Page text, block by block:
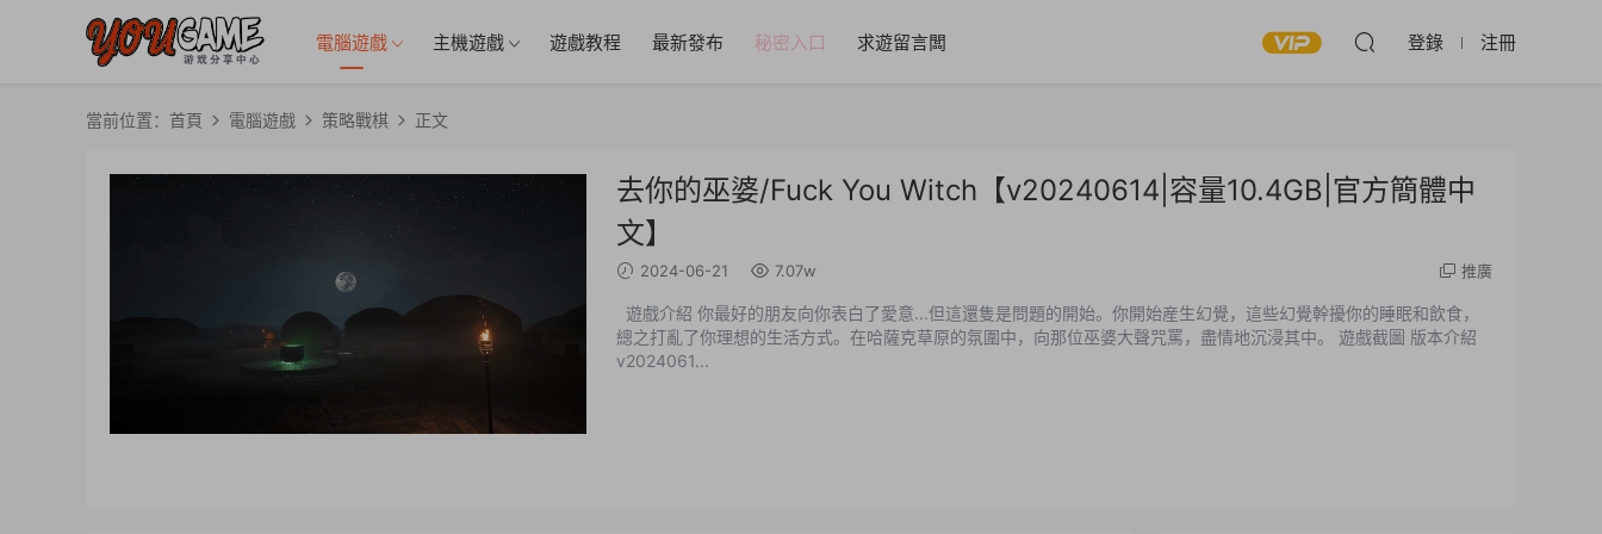
電腦遊戲 主機遊戲 遊戲教程 最新發布 秘密入口 求遊留言闆 登錄 注冊
當前位置： 首頁 電腦遊戲 策略戰棋 正文
去你的巫婆/Fuck You Witch【v20240614|容量10.4GB|官方簡體中
文】
2024-06-21 7.07w 推廣
總之打亂了你理想的生活方式。在哈薩克草原的氛圍中，向那位巫婆大聲咒罵，盡情地沉浸其中。 遊戲截圖 版本介紹
v2024061...